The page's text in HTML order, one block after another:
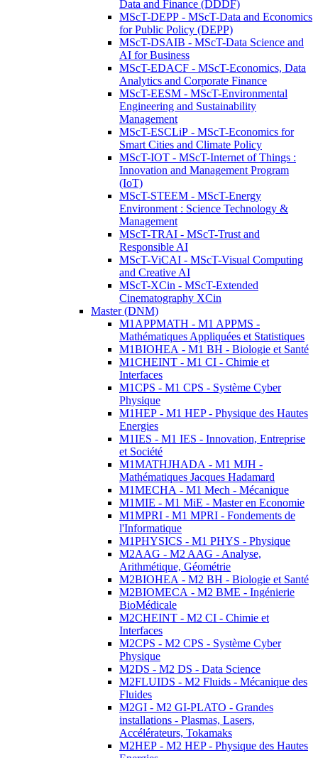
Data and Finance (DDDF)
MScT-DEPP - MScT-Data and Economics
for Public Policy (DEPP)
MScT-DSAIB - MScT-Data Science and
AI for Business
MScT-EDACF - MScT-Economics, Data
Analytics and Corporate Finance
MScT-EESM - MScT-Environmental
Engineering and Sustainability
Management
MScT-ESCLiP - MScT-Economics for
Smart Cities and Climate Policy
MScT-IOT - MScT-Internet of Things :
Innovation and Management Program
(IoT)
MScT-STEEM - MScT-Energy
Environment : Science Technology &
Management
MScT-TRAI - MScT-Trust and
Responsible AI
MScT-ViCAI - MScT-Visual Computing
and Creative AI
MScT-XCin - MScT-Extended
Cinematography XCin
Master (DNM)
M1APPMATH - M1 APPMS -
Mathématiques Appliquées et Statistiques
M1BIOHEA - M1 BH - Biologie et Santé
M1CHEINT - M1 CI - Chimie et
Interfaces
M1CPS - M1 CPS - Système Cyber
Physique
M1HEP - M1 HEP - Physique des Hautes
Energies
M1IES - M1 IES - Innovation, Entreprise
et Société
M1MATHJHADA - M1 MJH -
Mathématiques Jacques Hadamard
M1MECHA - M1 Mech - Mécanique
M1MIE - M1 MiE - Master en Economie
M1MPRI - M1 MPRI - Fondements de
l'Informatique
M1PHYSICS - M1 PHYS - Physique
M2AAG - M2 AAG - Analyse,
Arithmétique, Géométrie
M2BIOHEA - M2 BH - Biologie et Santé
M2BIOMECA - M2 BME - Ingénierie
BioMédicale
M2CHEINT - M2 CI - Chimie et
Interfaces
M2CPS - M2 CPS - Système Cyber
Physique
M2DS - M2 DS - Data Science
M2FLUIDS - M2 Fluids - Mécanique des
Fluides
M2GI - M2 GI-PLATO - Grandes
installations - Plasmas, Lasers,
Accélérateurs, Tokamaks
M2HEP - M2 HEP - Physique des Hautes